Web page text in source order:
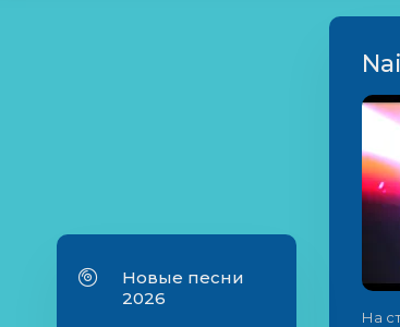
Новые песни
2026
На